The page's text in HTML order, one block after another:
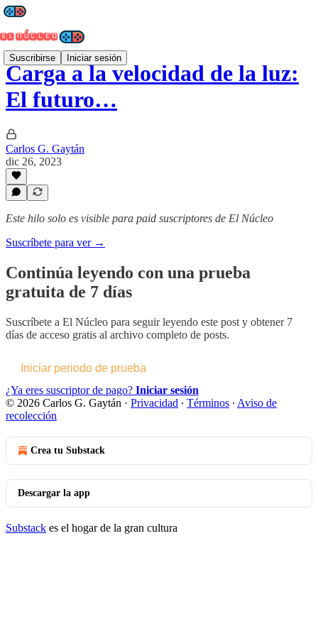
Suscribirse Iniciar sesión
Carga a la velocidad de la luz:
El futuro…
Carlos G. Gaytán
dic 26, 2023
Este hilo solo es visible para paid suscriptores de El Núcleo
Suscríbete para ver →
Continúa leyendo con una prueba
gratuita de 7 días
Suscríbete a El Núcleo para seguir leyendo este post y obtener 7
días de acceso gratis al archivo completo de posts.
Iniciar periodo de prueba
¿Ya eres suscriptor de pago? Iniciar sesión
© 2026 Carlos G. Gaytán · Privacidad ∙ Términos ∙ Aviso de
recolección
Crea tu Substack
Descargar la app
Substack es el hogar de la gran cultura